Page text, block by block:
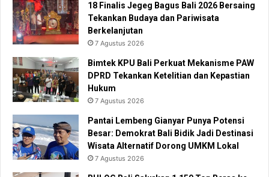
18 Finalis Jegeg Bagus Bali 2026 Bersaing
Tekankan Budaya dan Pariwisata
Berkelanjutan
7 Agustus 2026
Bimtek KPU Bali Perkuat Mekanisme PAW
DPRD Tekankan Ketelitian dan Kepastian
Hukum
7 Agustus 2026
Pantai Lembeng Gianyar Punya Potensi
Besar: Demokrat Bali Bidik Jadi Destinasi
Wisata Alternatif Dorong UMKM Lokal
7 Agustus 2026